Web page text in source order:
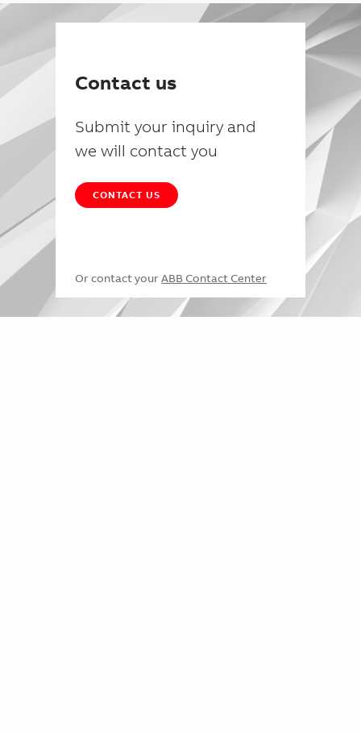
Contact us
Submit your inquiry and
we will contact you
CONTACT US
Or contact your ABB Contact Center